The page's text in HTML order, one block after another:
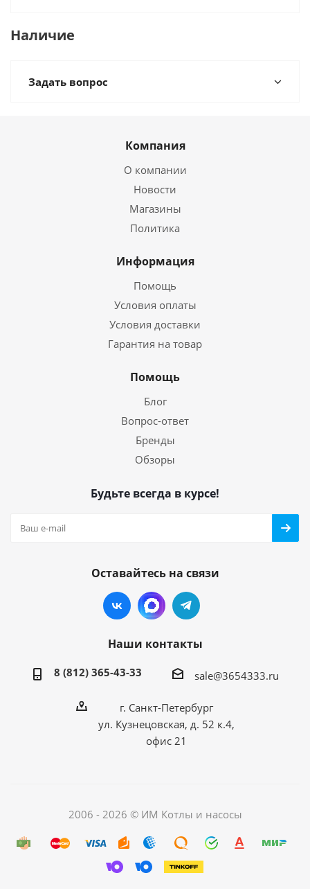
Наличие
Задать вопрос
Компания
О компании
Новости
Магазины
Политика
Информация
Помощь
Условия оплаты
Условия доставки
Гарантия на товар
Помощь
Блог
Вопрос-ответ
Бренды
Обзоры
Будьте всегда в курсе!
Оставайтесь на связи
Наши контакты
8 (812) 365-43-33 sale@3654333.ru
г. Санкт-Петербург
ул. Кузнецовская, д. 52 к.4,
офис 21
2006 - 2026 © ИМ Котлы и насосы